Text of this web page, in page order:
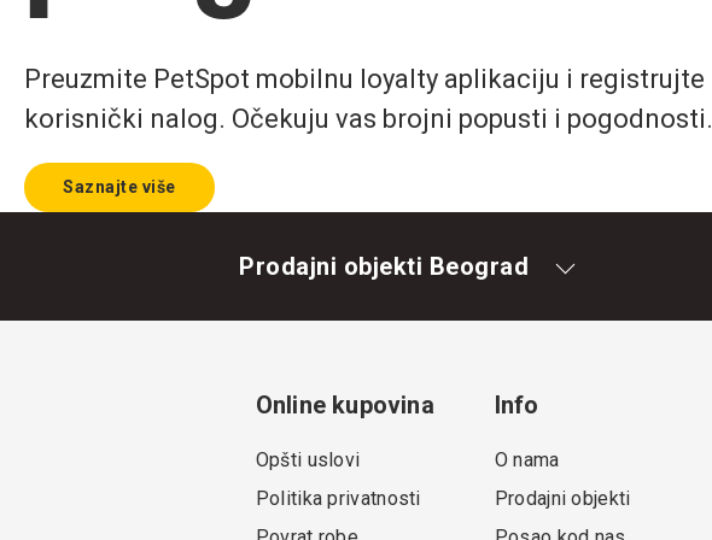
Preuzmite PetSpot mobilnu loyalty aplikaciju i registrujte
korisnički nalog. Očekuju vas brojni popusti i pogodnosti.
Saznajte više
Prodajni objekti Beograd
Online kupovina
Opšti uslovi
Politika privatnosti
Info
O nama
Prodajni objekti